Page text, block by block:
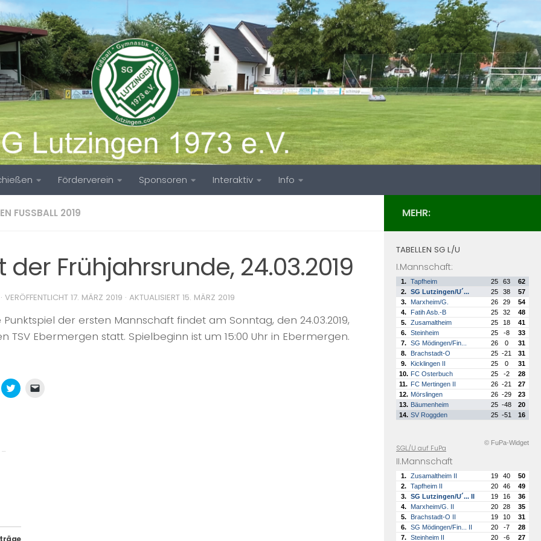
Förderverein Sponsoren Interaktiv Info
FUSSBALL 2019
der Frühjahrsrunde, 24.03.2019
· VERÖFFENTLICHT 17. MÄRZ 2019 · AKTUALISIERT 15. MÄRZ 2019
Punktspiel der ersten Mannschaft findet am Sonntag, den 24.03.2019,
TSV Ebermergen statt. Spielbeginn ist um 15:00 Uhr in Ebermergen.
Klick,
um
MEHR:
TABELLEN SG L/U
I.Mannschaft:
1. Tapfheim 25 63
62
2.
SG Lutzingen/U´... 25 38
57
3.
Marxheim/G. 26 29
54
4.
Fatih Asb.-B 25 32
48
5.
Zusamaltheim 25 18
41
6.
Steinheim 25 -8
33
7.
SG Mödingen/Fin... 26 0
31
8.
Brachstadt-O 25 -21
31
9.
Kicklingen II 25 0
31
10. FC Osterbuch 25 -2
28
11. FC Mertingen II 26 -21
27
12. Mörslingen 26 -29
23
13. Bäumenheim 25 -48
20
14. SV Roggden 25 -51 16
© FuPa-Widget
SGL/U auf FuPa
II.Mannschaft
1. Zusamaltheim II 19 40
50
2.
Tapfheim II 20 46
49
3.
SG Lutzingen/U´... II 19 16
36
4.
Marxheim/G. II 20 28
35
5.
Brachstadt-O II 19 10
31
6.
SG Mödingen/Fin... II 20 -7
28
7.
Steinheim II 20 -6
27